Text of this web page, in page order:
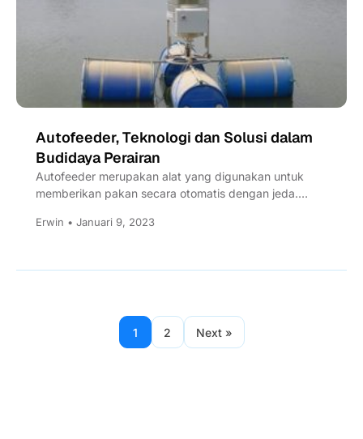
Autofeeder, Teknologi dan Solusi dalam
Budidaya Perairan
Autofeeder merupakan alat yang digunakan untuk
memberikan pakan secara otomatis dengan jeda.
biaya...
Erwin • Januari 9, 2023
1 2 Next »